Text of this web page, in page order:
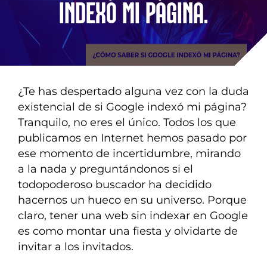
INDEXÓ MI PÁGINA.
¿Te has despertado alguna vez con la duda
existencial de si Google indexó mi página?
Tranquilo, no eres el único. Todos los que
publicamos en Internet hemos pasado por
ese momento de incertidumbre, mirando
a la nada y preguntándonos si el
todopoderoso buscador ha decidido
hacernos un hueco en su universo. Porque
claro, tener una web sin indexar en Google
es como montar una fiesta y olvidarte de
invitar a los invitados.